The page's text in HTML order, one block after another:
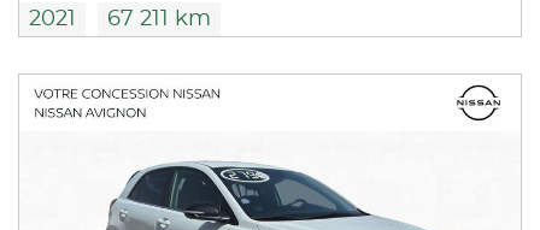
2021 67 211 km